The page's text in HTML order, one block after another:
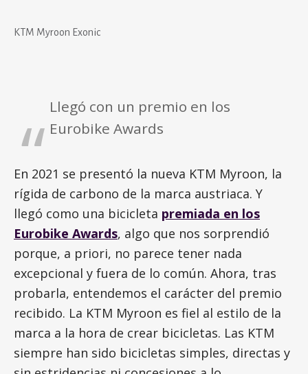
KTM Myroon Exonic
Llegó con un premio en los
Eurobike Awards
En 2021 se presentó la nueva KTM Myroon, la
rígida de carbono de la marca austriaca. Y
llegó como una bicicleta premiada en los
Eurobike Awards, algo que nos sorprendió
porque, a priori, no parece tener nada
excepcional y fuera de lo común. Ahora, tras
probarla, entendemos el carácter del premio
recibido. La KTM Myroon es fiel al estilo de la
marca a la hora de crear bicicletas. Las KTM
siempre han sido bicicletas simples, directas y